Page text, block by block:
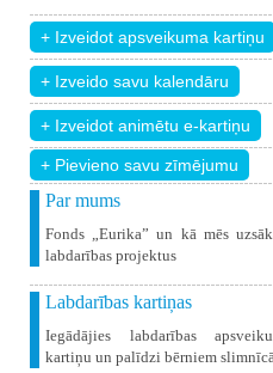
+ Pievieno savu zīmējumu
Par mums
Fonds „Eurika” un kā mēs
labdarības projektus
Labdarības kartiņas
Iegādājies labdarības
kartiņu un palīdzi bērniem